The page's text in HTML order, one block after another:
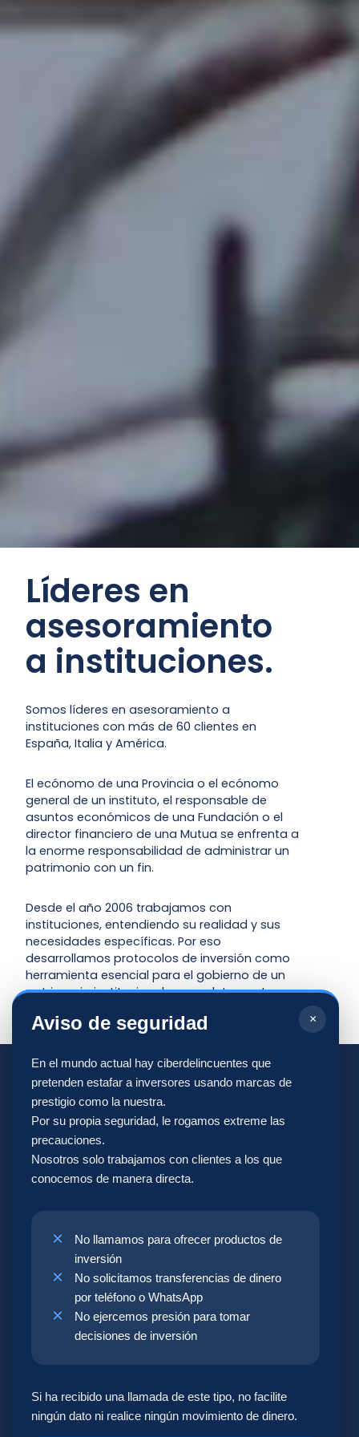
Líderes en
asesoramiento
a instituciones.
Somos líderes en asesoramiento a
instituciones con más de 60 clientes en
España, Italia y América.
El ecónomo de una Provincia o el ecónomo
general de un instituto, el responsable de
asuntos económicos de una Fundación o el
director financiero de una Mutua se enfrenta a
la enorme responsabilidad de administrar un
patrimonio con un fin.
Desde el año 2006 trabajamos con
instituciones, entendiendo su realidad y sus
necesidades específicas. Por eso
desarrollamos protocolos de inversión como
herramienta esencial para el gobierno de un
patrimonio institucional y completamente
Nos enfocamos en
lograr que las
inversiones de nuestros
coherentes con su
carisma, contando con
un equipo dedicado al
sostenibles,
×
Aviso de seguridad
En el mundo actual hay ciberdelincuentes que
pretenden estafar a inversores usando marcas de
prestigio como la nuestra.
Por su propia seguridad, le rogamos extreme las
precauciones.
Nosotros solo trabajamos con clientes a los que
conocemos de manera directa.
No llamamos para ofrecer productos de
inversión
No solicitamos transferencias de dinero
por teléfono o WhatsApp
No ejercemos presión para tomar
decisiones de inversión
Si ha recibido una llamada de este tipo, no facilite
ningún dato ni realice ningún movimiento de dinero.